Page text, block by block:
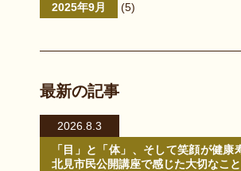
2025年9月
(5)
最新の記事
2026.8.3
「目」と「体」、そして笑顔が健康
北見市民公開講座で感じた大切なこ